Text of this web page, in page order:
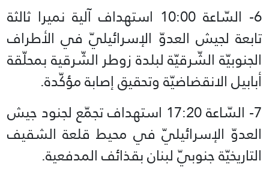
6- السّاعة 10:00 استهداف آلية نميرا ثالثة
تابعة لجيش العدوّ الإسرائيليّ في الأطراف
الجنوبيّة الشّرقيّة لبلدة زوطر الشّرقية بمحلّقة
أبابيل الانقضاضيّة وتحقيق إصابة مؤكّدة.
7- السّاعة 17:20 استهداف تجمّع لجنود جيش
العدوّ الإسرائيليّ في محيط قلعة الشقيف
التاريخيّة جنوبيّ لبنان بقذائف المدفعية.